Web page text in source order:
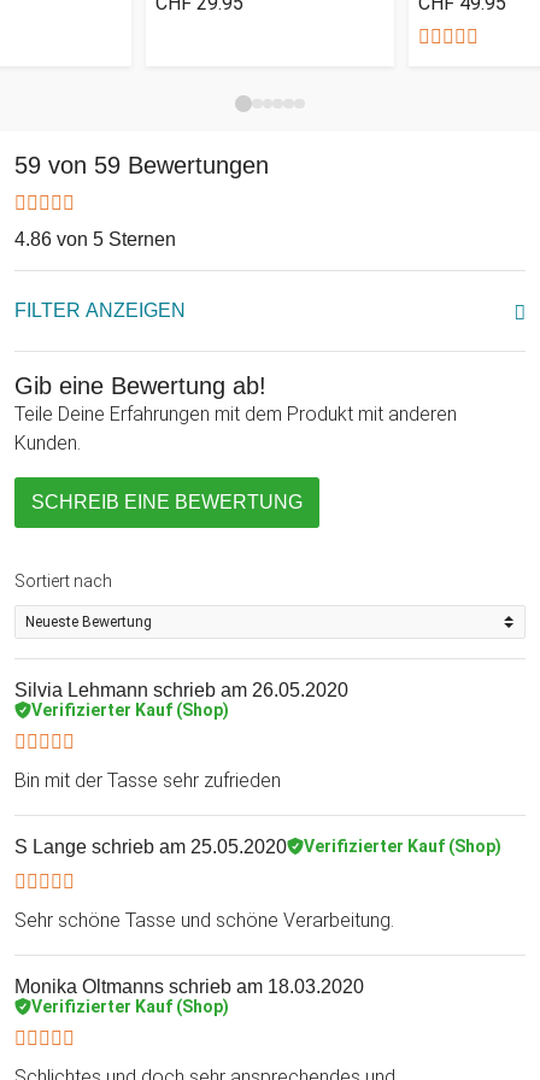
59 von 59 Bewertungen
4.86 von 5 Sternen
FILTER ANZEIGEN
Gib eine Bewertung ab!
Teile Deine Erfahrungen mit dem Produkt mit anderen
Kunden.
SCHREIB EINE BEWERTUNG
Sortiert nach
Silvia Lehmann schrieb am 26.05.2020
Verifizierter Kauf (Shop)
Bin mit der Tasse sehr zufrieden
S Lange schrieb am 25.05.2020 Verifizierter Kauf (Shop)
Sehr schöne Tasse und schöne Verarbeitung.
Monika Oltmanns schrieb am 18.03.2020
Verifizierter Kauf (Shop)